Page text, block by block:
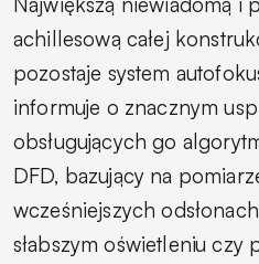
achillesową całej
pozostaje system
informuje o znacznym
obsługujących go
DFD, bazujący na
wcześniejszych
słabszym oświetleniu czy